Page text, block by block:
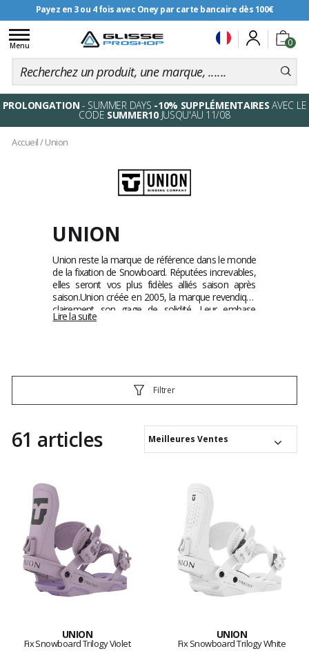
Payez en 3 ou 4 fois avec Oney par carte bancaire dès 100€
0
Toggle
navigation
Menu
PROLONGATION - SUMMER DAYS -10% SUPPLÉMENTAIRES AVEC LE
CODE SUMMER10JUSQU'AU 11/08
Accueil/Union
UNION
Union reste la marque de référence dans le monde
de la fixation de Snowboard. Réputées increvables,
elles seront vos plus fidèles alliés saison après
saison.Union créée en 2005, la marque revendique
clairement son gage de solidité. Leur embase
Duraflex sont une vraie révolution mêlant la rigidité
contact Fixation/Board sans élément rigide ! La
fixation ultime pour les amateurs de Shred et de
Freestyle.Bon nombre de modèles sont
notamment les Falcor popularisées par Travis Rice,
les Force rider par Brian Iguchi et les STR rider par
un choix de couleur excessivement large. A vous de
faire un tour sur la gamme, et vous vous verrez
vous trouverez forcément la paire qui vous
convient.
Lire la suite
Filtrer
61 articles Meilleures Ventes
UNION
Fix Snowboard Trilogy Violet
UNION
Fix Snowboard Trilogy White